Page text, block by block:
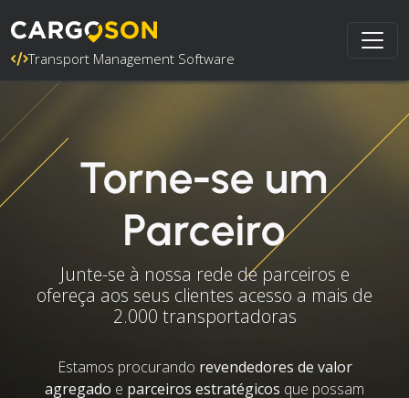
Transport Management Software
Torne-se um
Parceiro
Junte-se à nossa rede de parceiros e
ofereça aos seus clientes acesso a mais de
2.000 transportadoras
Estamos procurando revendedores de valor
agregado e parceiros estratégicos que possam